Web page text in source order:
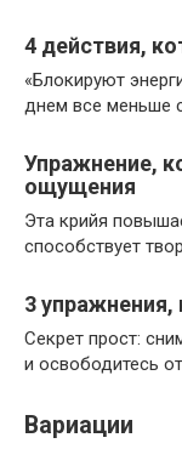
4 действия,
«Блокируют
днем все меньше
Упражнение,
ощущения
Эта крийя
способствует
3
Секрет прост:
и освободитесь
Вариации